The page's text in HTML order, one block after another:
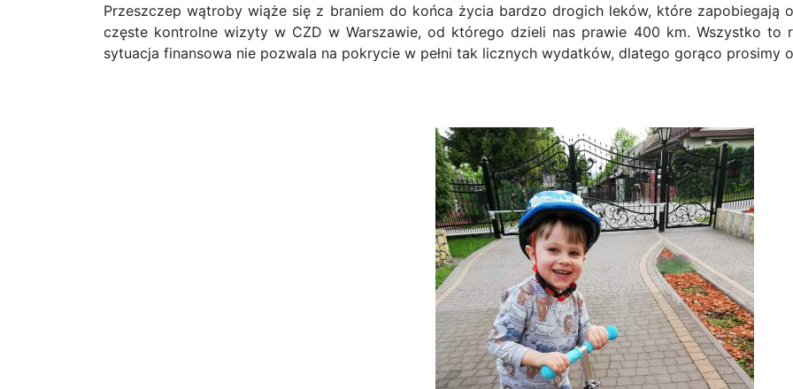
Przeszczep wątroby wiąże się z braniem do końca życia bardzo drogich leków, które zapobiegają
częste kontrolne wizyty w CZD w Warszawie, od którego dzieli nas prawie 400 km. Wszystko to
sytuacja finansowa nie pozwala na pokrycie w pełni tak licznych wydatków, dlatego gorąco prosimy